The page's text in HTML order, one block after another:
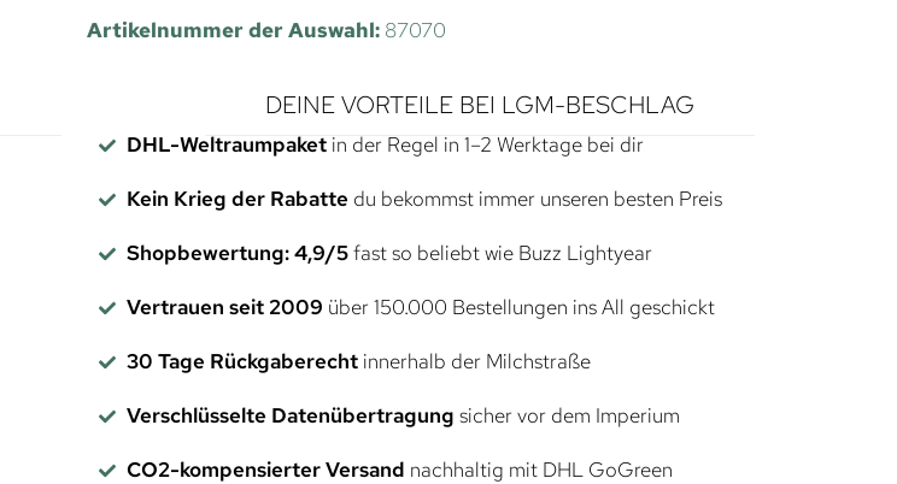
Artikelnummer der Auswahl: 87070
DEINE VORTEILE BEI LGM-BESCHLAG
DHL-Weltraumpaketin der Regel in 1–2 Werktage bei dir
Kein Krieg der Rabatte du bekommst immer unseren besten Preis
Shopbewertung: 4,9/5fast so beliebt wie Buzz Lightyear
Vertrauen seit 2009 über 150.000 Bestellungen ins All geschickt
30 Tage Rückgaberechtinnerhalb der Milchstraße
Verschlüsselte Datenübertragung sicher vor dem Imperium
CO2-kompensierter Versand nachhaltig mit DHL GoGreen